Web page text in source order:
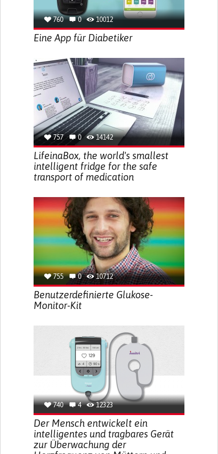
760 0 10012
Eine App für Diabetiker
757 0 14142
LifeinaBox, the world's smallest
intelligent fridge for the safe
transport of medication
755 0 10712
Benutzerdefinierte Glukose-
Monitor-Kit
740 4 12323
Der Mensch entwickelt ein
intelligentes und tragbares Gerät
zur Überwachung der